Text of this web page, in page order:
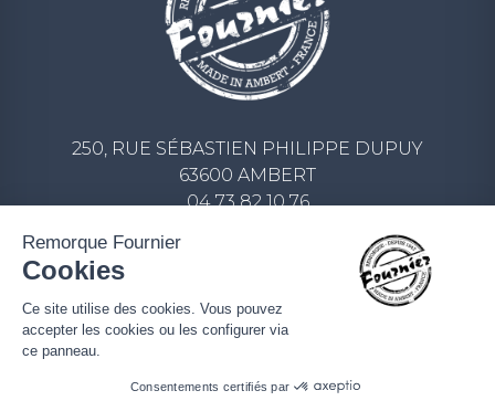
250, RUE SÉBASTIEN PHILIPPE DUPUY
63600 AMBERT
04 73 82 10 76
ECRIVEZ-NOUS UN MESSAGE
Remorque Fournier
Cookies
Ce site utilise des cookies. Vous pouvez
accepter les cookies ou les configurer via
ce panneau.
Consentements certifiés par